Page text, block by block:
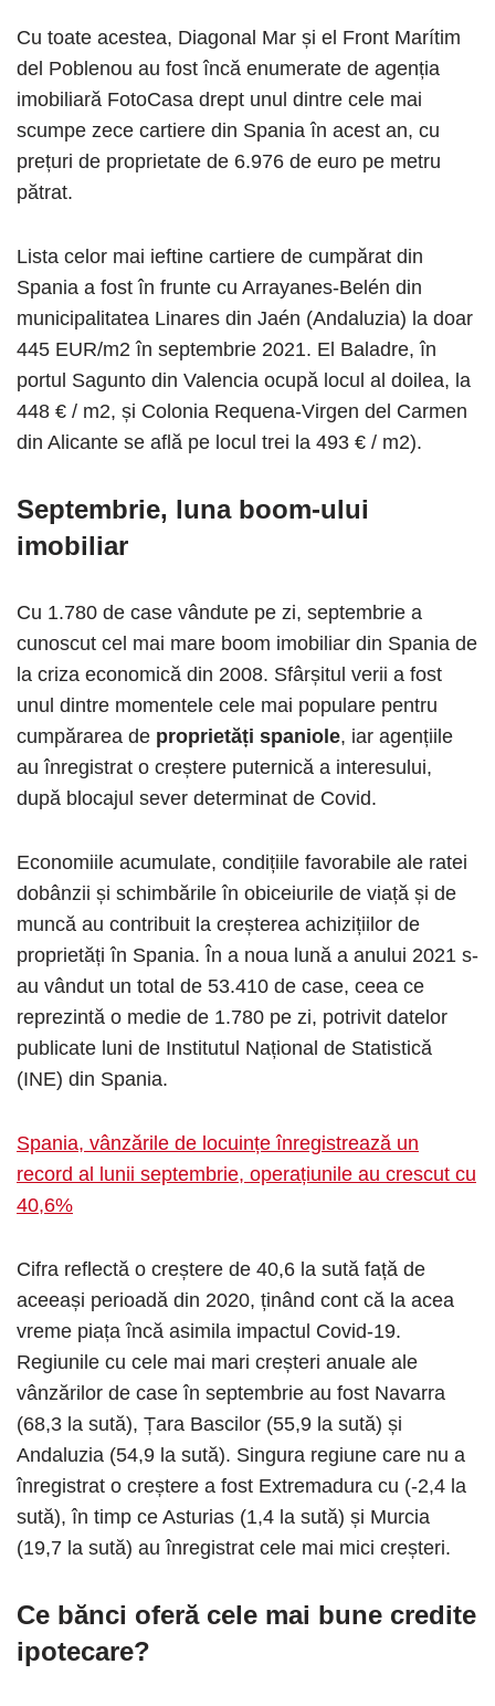
Cu toate acestea, Diagonal Mar și el Front Marítim
del Poblenou au fost încă enumerate de agenția
imobiliară FotoCasa drept unul dintre cele mai
scumpe zece cartiere din Spania în acest an, cu
prețuri de proprietate de 6.976 de euro pe metru
pătrat.
Lista celor mai ieftine cartiere de cumpărat din
Spania a fost în frunte cu Arrayanes-Belén din
municipalitatea Linares din Jaén (Andaluzia) la doar
445 EUR/m2 în septembrie 2021. El Baladre, în
portul Sagunto din Valencia ocupă locul al doilea, la
448 € / m2, și Colonia Requena-Virgen del Carmen
din Alicante se află pe locul trei la 493 € / m2).
Septembrie, luna boom-ului
imobiliar
Cu 1.780 de case vândute pe zi, septembrie a
cunoscut cel mai mare boom imobiliar din Spania de
la criza economică din 2008. Sfârșitul verii a fost
unul dintre momentele cele mai populare pentru
cumpărarea de proprietăți spaniole, iar agențiile
au înregistrat o creștere puternică a interesului,
după blocajul sever determinat de Covid.
Economiile acumulate, condițiile favorabile ale ratei
dobânzii și schimbările în obiceiurile de viață și de
muncă au contribuit la creșterea achizițiilor de
proprietăți în Spania. În a noua lună a anului 2021 s-
au vândut un total de 53.410 de case, ceea ce
reprezintă o medie de 1.780 pe zi, potrivit datelor
publicate luni de Institutul Național de Statistică
(INE) din Spania.
Spania, vânzările de locuințe înregistrează un
record al lunii septembrie, operațiunile au crescut cu
40,6%
Cifra reflectă o creștere de 40,6 la sută față de
aceeași perioadă din 2020, ținând cont că la acea
vreme piața încă asimila impactul Covid-19.
Regiunile cu cele mai mari creșteri anuale ale
vânzărilor de case în septembrie au fost Navarra
(68,3 la sută), Țara Bascilor (55,9 la sută) și
Andaluzia (54,9 la sută). Singura regiune care nu a
înregistrat o creștere a fost Extremadura cu (-2,4 la
sută), în timp ce Asturias (1,4 la sută) și Murcia
(19,7 la sută) au înregistrat cele mai mici creșteri.
Ce bănci oferă cele mai bune credite
ipotecare?